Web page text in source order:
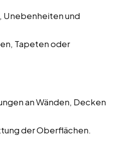
Unebenheiten und
Tapeten oder
an Wänden, Decken
der Oberflächen.